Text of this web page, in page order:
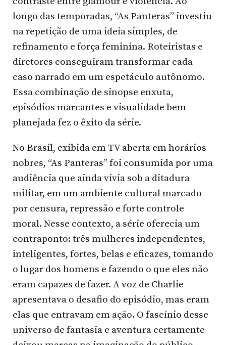
longo das temporadas, “As Panteras” investiu
na repetição de uma ideia simples, de
refinamento e força feminina. Roteiristas e
diretores conseguiram transformar cada
caso narrado em um espetáculo autônomo.
Essa combinação de sinopse enxuta,
episódios marcantes e visualidade bem
planejada fez o êxito da série.
No Brasil, exibida em TV aberta em horários
nobres, “As Panteras” foi consumida por uma
audiência que ainda vivia sob a ditadura
militar, em um ambiente cultural marcado
por censura, repressão e forte controle
moral. Nesse contexto, a série oferecia um
contraponto: três mulheres independentes,
inteligentes, fortes, belas e eficazes, tomando
o lugar dos homens e fazendo o que eles não
eram capazes de fazer. A voz de Charlie
apresentava o desafio do episódio, mas eram
elas que entravam em ação. O fascínio desse
universo de fantasia e aventura certamente